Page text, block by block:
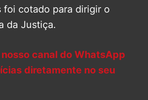
foi cotado para dirigir o
da Justiça.
nosso canal do WhatsApp
diretamente no seu